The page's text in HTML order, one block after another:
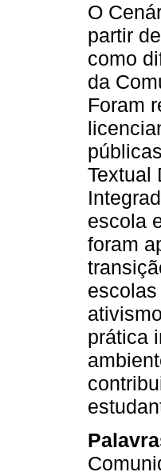
O
partir
como
da
Foram
Textual
escola
foram
prática